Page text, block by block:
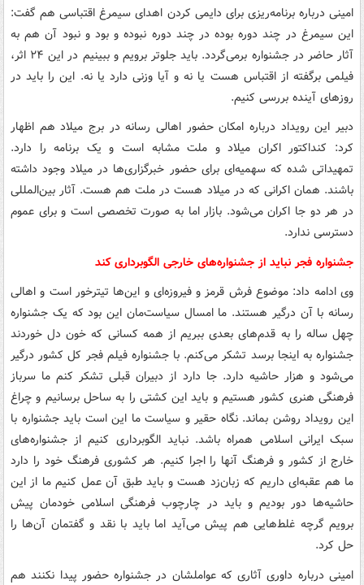
امینی درباره برنامه‌ریزی برای دایمی کردن اهدای سیمرغ اقتباسی هم گفت:
این سیمرغ در چند دوره بوده در چند دوره نبوده و بود و نبود آن هم به
آثار حاضر در جشنواره برمی‌گردد. باید جلوتر برویم و ببینیم در این ۲۴ اثر،
فیلمی برگفته از اقتباس هست یا نه و آیا وزنی دارد یا نه. این را باید در
روزهای آینده بررسی کنیم.
دبیر این رویداد درباره امکان حضور اهالی رسانه در برج میلاد هم اظهار
کرد: کنداکتور اکران میلاد و ملت مشابه است و یک برنامه را دارد.
تمهیداتی شده که سهمیه‌ای برای حضور خبرگزاری‌ها در میلاد وجود داشته
باشند. همان اکرانی که در میلاد هست در ملت هم هست. آثار بین‌المللی
در هر دو جا اکران می‌شود. بازار اما به صورت تخصصی است و برای عموم
دسترسی ندارد.
جشنواره فجر نباید از جشنواره‌های خارجی الگوبرداری کند
وی ادامه داد: موضوع فرش قرمز و فیروزه‌ای و این‌ها تیترخور است و اهالی
رسانه با آن درگیر هستند. ما امسال سیاست‌مان این بود که یک جشنواره
چهل ساله را به قدم‌های بعدی ببریم از همه کسانی که خون دل خوردند
جشنواره به اینجا برسد تشکر می‌کنم. با جشنواره فیلم فجر کل کشور درگیر
می‌شود و هزار حاشیه دارد. جا دارد از دبیران قبلی تشکر کنم ما سرباز
فرهنگی هنری کشور هستیم و باید این کشتی را به ساحل برسانیم و چراغ
این رویداد روشن بماند. نگاه حقیر و سیاست ما این است باید جشنواره با
سبک ایرانی اسلامی همراه باشد. نباید الگوبرداری کنیم از جشنواره‌های
خارج از کشور و فرهنگ آنها را اجرا کنیم. هر کشوری فرهنگ خود را دارد
ما هم عقبه‌ای داریم که زبان‌زد هست و باید طبق آن عمل کنیم ما از این
حاشیه‌ها دور بودیم و باید در چارچوب فرهنگی اسلامی خودمان پیش
برویم گرچه غلط‌هایی هم پیش می‌آید اما باید با نقد و گفتمان آن‌ها را
حل کرد.
امینی درباره داوری آثاری که عواملشان در جشنواره حضور پیدا نکنند هم